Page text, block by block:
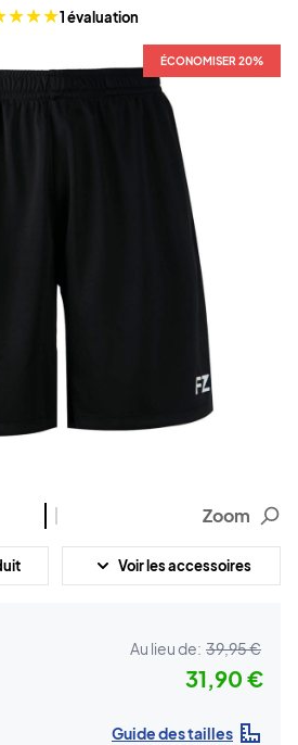
1 évaluation
ÉCONOMISER 20%
ÉCONOMISER 20%
Zoom
Voir les accessoires
Au lieu de: 39,95 €
31,90 €
Guide des tailles